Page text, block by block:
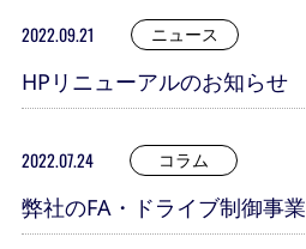
2022.09.21 ニュース
HPリニューアルのお知らせ
2022.07.24 コラム
弊社のFA・ドライブ制御事業